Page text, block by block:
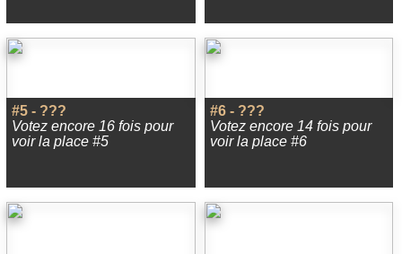
#5 - ???
Votez encore 16 fois pour
voir la place #5
#6 - ???
Votez encore 14 fois pour
voir la place #6